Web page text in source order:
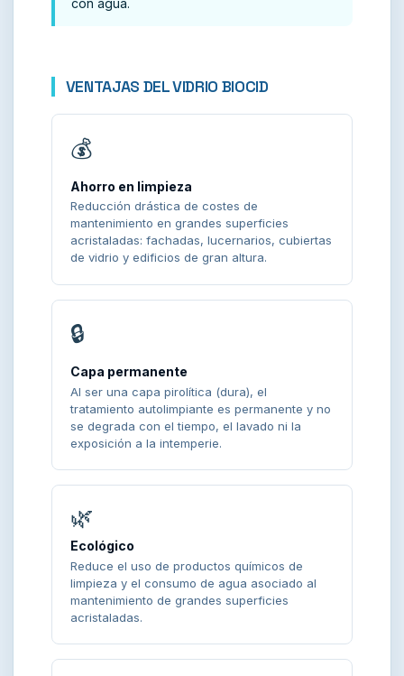
VENTAJAS DEL VIDRIO BIOCID
💰
Ahorro en limpieza
Reducción drástica de costes de
mantenimiento en grandes superficies
acristaladas: fachadas, lucernarios, cubiertas
de vidrio y edificios de gran altura.
🔒
Capa permanente
Al ser una capa pirolítica (dura), el
tratamiento autolimpiante es permanente y no
se degrada con el tiempo, el lavado ni la
exposición a la intemperie.
🌿
Ecológico
Reduce el uso de productos químicos de
limpieza y el consumo de agua asociado al
mantenimiento de grandes superficies
acristaladas.